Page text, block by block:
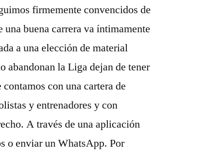
firmemente convencidos de
una buena carrera va íntimamente
a una elección de material
abandonan la Liga dejan de tener
con una cartera de
y entrenadores y con
A través de una aplicación
o enviar un WhatsApp. Por